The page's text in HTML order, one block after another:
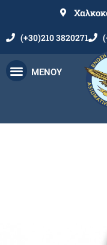
(+30)210 3820271
ΜΕΝΟΥ